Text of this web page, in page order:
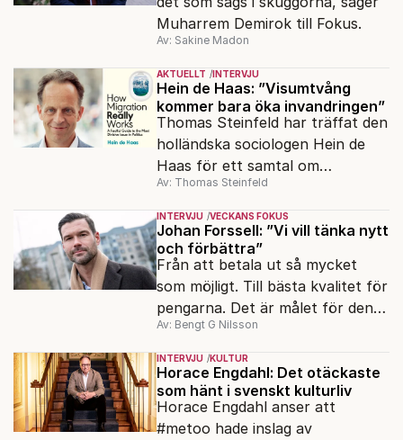
Muharrem Demirok till Fokus.
Av: Sakine Madon
AKTUELLT INTERVJU
Hein de Haas: ”Visumtvång
kommer bara öka invandringen”
Thomas Steinfeld har träffat den
holländska sociologen Hein de
Haas för ett samtal om
migrationens myter.
Av: Thomas Steinfeld
INTERVJU VECKANS FOKUS
Johan Forssell: ”Vi vill tänka nytt
och förbättra”
Från att betala ut så mycket
som möjligt. Till bästa kvalitet för
pengarna. Det är målet för den
nya biståndspolitiken, enligt
biståndsminister Johan Forssell
(M).
Av: Bengt G Nilsson
INTERVJU KULTUR
Horace Engdahl: Det otäckaste
som hänt i svenskt kulturliv
Horace Engdahl anser att
#metoo hade inslag av